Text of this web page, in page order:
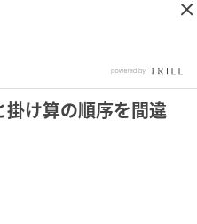
掛け算の順序を間違